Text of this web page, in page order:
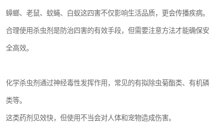
蟑螂、老鼠、蚊蝇、白蚁这四害不仅影响生活品质，更会传播疾病。
合理使用杀虫剂是防治四害的有效手段，但需要注意方法才能确保安
全高效。
化学杀虫剂通过神经毒性发挥作用，常见的有拟除虫菊酯类、有机磷
类等。
这类药剂见效快，但使用不当会对人体和宠物造成伤害。